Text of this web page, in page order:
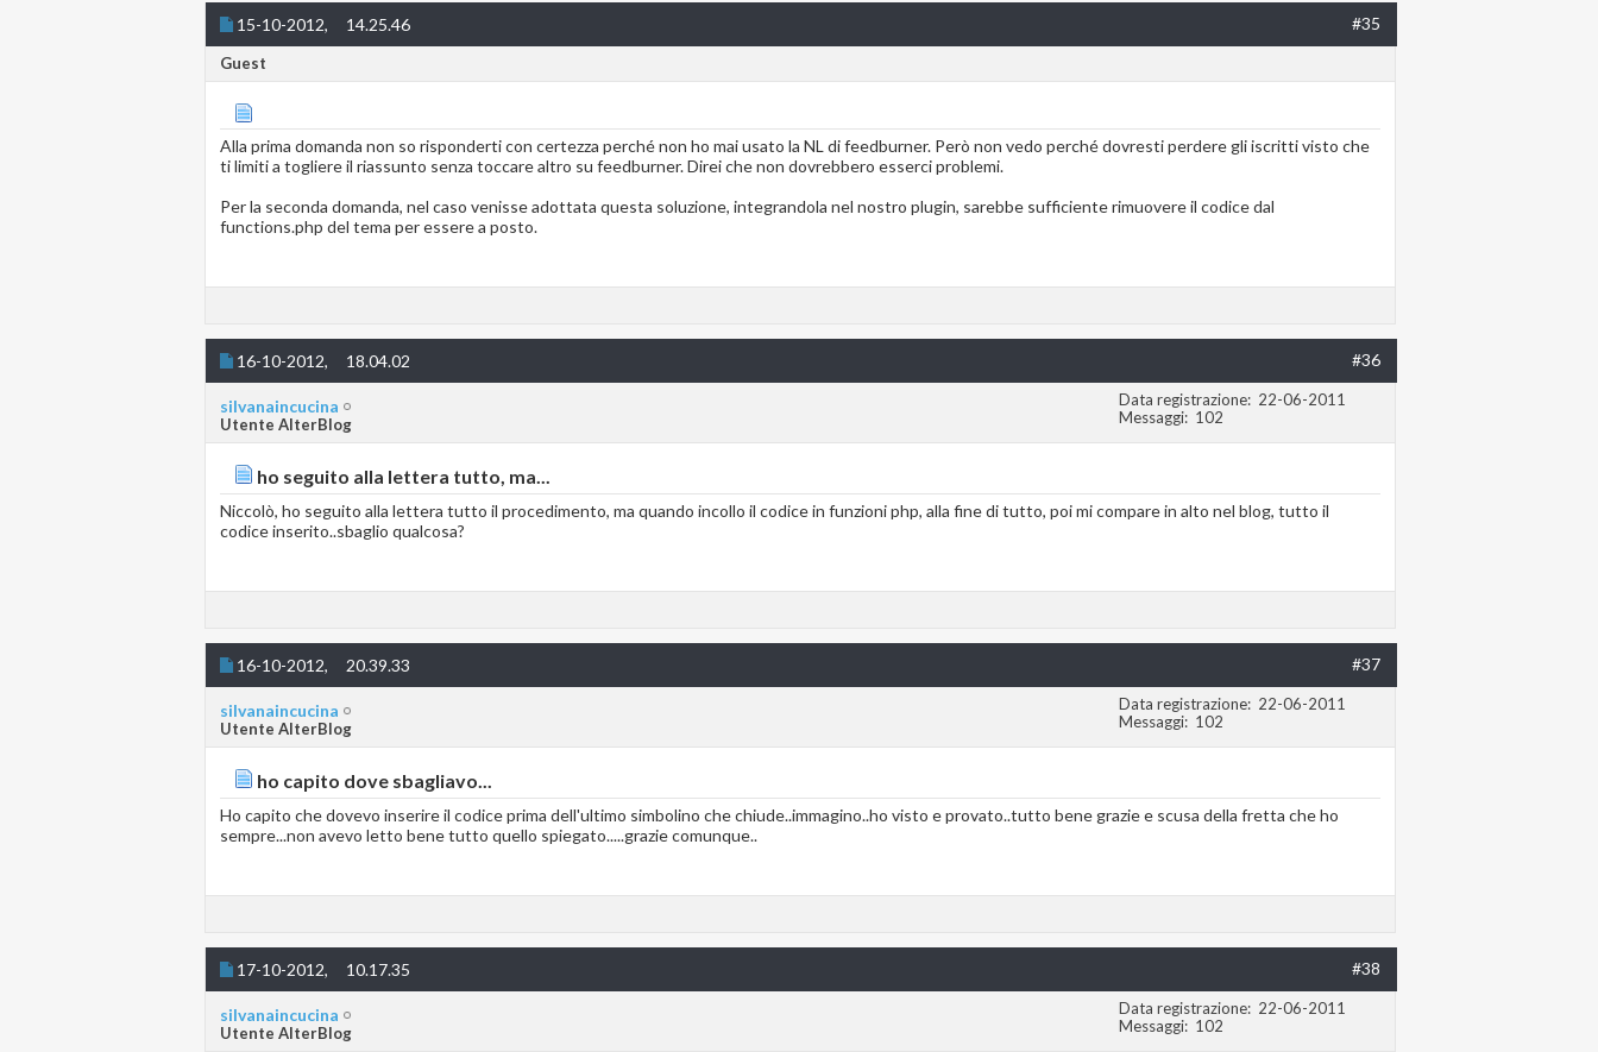
15-10-2012, 14.25.46 #35
Guest
Alla prima domanda non so risponderti con certezza perché non ho mai usato la NL di feedburner. Però non vedo perché dovresti perdere gli iscritti visto che
ti limiti a togliere il riassunto senza toccare altro su feedburner. Direi che non dovrebbero esserci problemi.
Per la seconda domanda, nel caso venisse adottata questa soluzione, integrandola nel nostro plugin, sarebbe sufficiente rimuovere il codice dal
functions.php del tema per essere a posto.
16-10-2012, 18.04.02 #36
silvanaincucina
Utente AlterBlog
Data registrazione
22-06-2011
Messaggi
102
ho seguito alla lettera tutto, ma...
Niccolò, ho seguito alla lettera tutto il procedimento, ma quando incollo il codice in funzioni php, alla fine di tutto, poi mi compare in alto nel blog, tutto il
codice inserito..sbaglio qualcosa?
16-10-2012, 20.39.33 #37
silvanaincucina
Utente AlterBlog
Data registrazione
22-06-2011
Messaggi
102
ho capito dove sbagliavo...
Ho capito che dovevo inserire il codice prima dell'ultimo simbolino che chiude..immagino..ho visto e provato..tutto bene grazie e scusa della fretta che ho
sempre...non avevo letto bene tutto quello spiegato.....grazie comunque..
17-10-2012, 10.17.35 #38
silvanaincucina
Utente AlterBlog
Data registrazione
22-06-2011
Messaggi
102